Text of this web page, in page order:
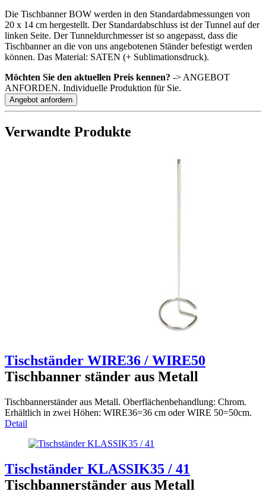
Die Tischbanner BOW werden in den Standardabmessungen von
20 x 14 cm hergestellt. Der Standardabschluss ist der Tunnel auf der
linken Seite. Der Tunneldurchmesser ist so angepasst, dass die
Tischbanner an die von uns angebotenen Ständer befestigt werden
können. Das Material: SATEN (+ Sublimationsdruck).
Möchten Sie den aktuellen Preis kennen? -> ANGEBOT
ANFORDEN. Individuelle Produktion für Sie.
Angebot anfordern
Verwandte Produkte
Tischständer WIRE36 / WIRE50
Tischbanner ständer aus Metall
Tischbannerständer aus Metall. Oberflächenbehandlung: Chrom.
Erhältlich in zwei Höhen: WIRE36=36 cm oder WIRE 50=50cm.
Detail
Tischständer KLASSIK35 / 41
Tischbannerständer aus Metall